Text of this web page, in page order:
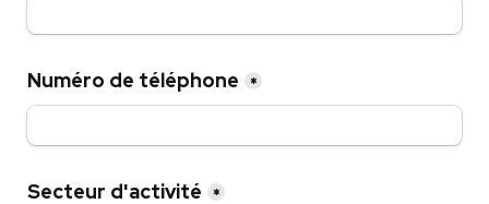
Numéro de téléphone *
Secteur d'activité *